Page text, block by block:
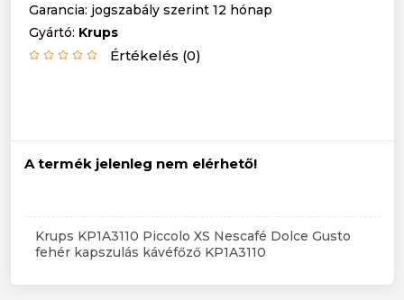
Garancia: jogszabály szerint 12 hónap
Gyártó: Krups
Értékelés (0)
A termék jelenleg nem elérhető!
Krups KP1A3110 Piccolo XS Nescafé Dolce Gusto
fehér kapszulás kávéfőző KP1A3110